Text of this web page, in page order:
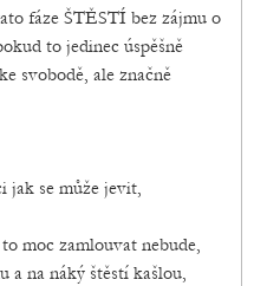
fáze ŠTĚSTÍ bez zájmu o
to jedinec úspěšně
svobodě, ale značně
jak se může jevit,
moc zamlouvat nebude,
a na náký štěstí kašlou,